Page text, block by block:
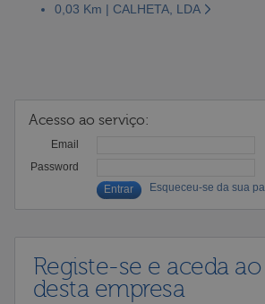
0,03 Km | CALHETA, LDA
Acesso ao serviço:
Email
Password
Esqueceu-se da sua
Registe-se e aceda
desta empresa